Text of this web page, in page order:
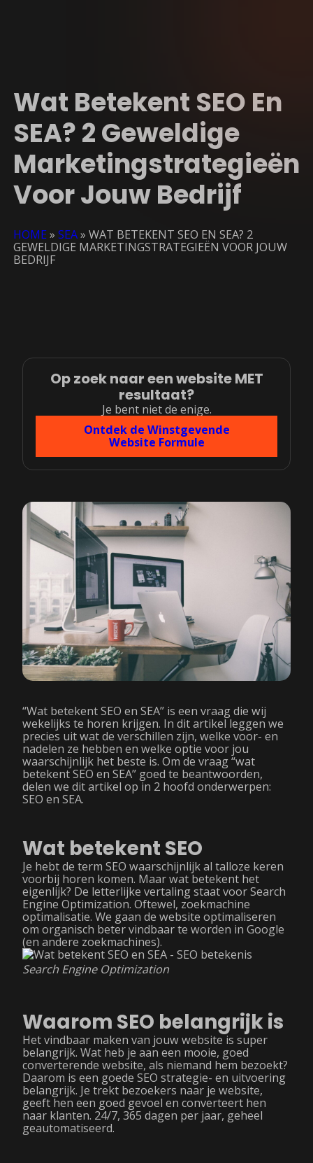
Wat Betekent SEO En
SEA? 2 Geweldige
Marketingstrategieën
Voor Jouw Bedrijf
HOME» SEA» WAT BETEKENT SEO EN SEA? 2
GEWELDIGE MARKETINGSTRATEGIEËN VOOR JOUW
BEDRIJF
“Wat betekent SEO en SEA” is een vraag die wij
wekelijks te horen krijgen. In dit artikel leggen we
precies uit wat de verschillen zijn, welke voor- en
nadelen ze hebben en welke optie voor jou
waarschijnlijk het beste is. Om de vraag “wat
betekent SEO en SEA” goed te beantwoorden,
delen we dit artikel op in 2 hoofd onderwerpen:
SEO en SEA.
Wat betekent SEO
Je hebt de term SEO waarschijnlijk al talloze keren
voorbij horen komen. Maar wat betekent het
eigenlijk? De letterlijke vertaling staat voor Search
Engine Optimization. Oftewel, zoekmachine
optimalisatie. We gaan de website optimaliseren
om organisch beter vindbaar te worden in Google
(en andere zoekmachines).
Search Engine Optimization
Waarom SEO belangrijk is
Het vindbaar maken van jouw website is super
belangrijk. Wat heb je aan een mooie, goed
converterende website, als niemand hem bezoekt?
Daarom is een goede SEO strategie- en uitvoering
belangrijk. Je trekt bezoekers naar je website,
geeft hen een goed gevoel en converteert hen
naar klanten. 24/7, 365 dagen per jaar, geheel
geautomatiseerd.
Op zoek naar een website MET
resultaat?
Je bent niet de enige.
Ontdek de Winstgevende
Website Formule